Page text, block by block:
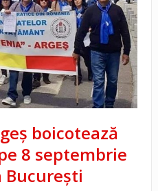
boicotează
8 septembrie
București